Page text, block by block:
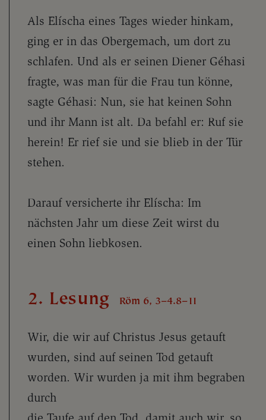
Als Elíscha eines Tages wieder hinkam,
ging er in das Obergemach, um dort zu
schlafen. Und als er seinen Diener Géhasi
fragte, was man für die Frau tun könne,
sagte Géhasi: Nun, sie hat keinen Sohn
und ihr Mann ist alt. Da befahl er: Ruf sie
herein! Er rief sie und sie blieb in der Tür
stehen.
Darauf versicherte ihr Elíscha: Im
nächsten Jahr um diese Zeit wirst du
einen Sohn liebkosen.
2. Lesung Röm 6, 3–4.8–11
Wir, die wir auf Christus Jesus getauft
wurden, sind auf seinen Tod getauft
worden. Wir wurden ja mit ihm begraben
durch